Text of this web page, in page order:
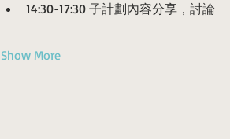
14:30-17:30 子計劃內容分享，討論
Show More